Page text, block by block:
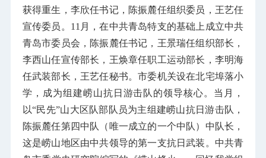
获得重生，李欣任书记，陈振麓任组织委员，王艺任
宣传委员。 11 月，在中共青岛特支的基础上成立中共
青岛市委员会，陈振麓任书记，王景瑞任组织部长，
李西山任宣传部长，王焕章任职工运动部长，李明海
任武装部长，王艺任秘书。市委机关设在北宅埠落小
学，成为组建崂山抗日游击队的领导核心。当月，
以“民先”山大区队部队员为主组建崂山抗日游击队，
陈振麓任第四中队（唯一成立的一个中队）中队长，
这是崂山地区由中共领导的第一支抗日武装。中共青